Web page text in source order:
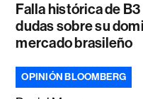
Falla histórica de
dudas sobre su
mercado brasileño
OPINIÓN BLOOMBERG